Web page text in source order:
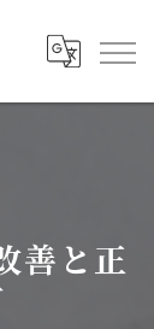
善と正